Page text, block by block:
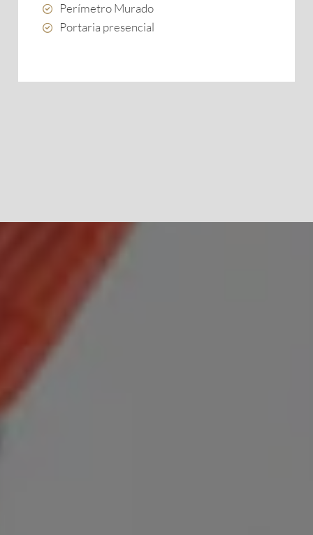
Perímetro Murado
Portaria presencial